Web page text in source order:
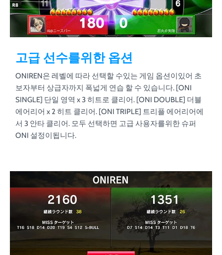
고급 선수를위한 옵션
ONIREN은 레벨에 따라 선택할 수있는 게임 옵션이있어 초
보자부터 상급자까지 폭넓게 연습 할 수 있습니다. [ONI
SINGLE] 단일 영역 x 3 히트로 클리어. [ONI DOUBLE] 더블
에어리어 x 2 히트 클리어. [ONI TRIPLE] 트리플 에어리어에
서 3 안타 클리어. 모두 선택하면 고급 사용자를위한 슈퍼
ONI 설정이됩니다.